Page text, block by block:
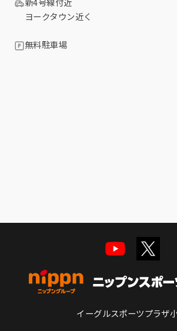
新4号線付近
ヨークタウン近く
無料駐車場
イーグルスポーツプラザ